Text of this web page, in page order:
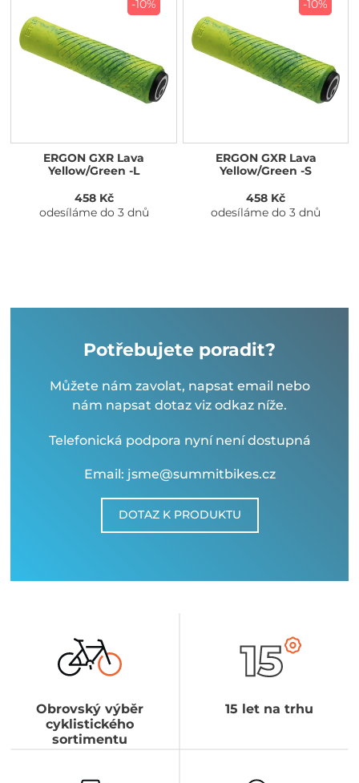
-10%
ERGON GXR Lava
Yellow/Green -L
458 Kč
odesíláme do 3 dnů
-10%
ERGON GXR Lava
Yellow/Green -S
458 Kč
odesíláme do 3 dnů
Potřebujete poradit?
Můžete nám zavolat, napsat email nebo
nám napsat dotaz viz odkaz níže.
Telefonická podpora nyní není dostupná
Email: jsme@summitbikes.cz
DOTAZ K PRODUKTU
Obrovský výběr
cyklistického
sortimentu
15 let na trhu